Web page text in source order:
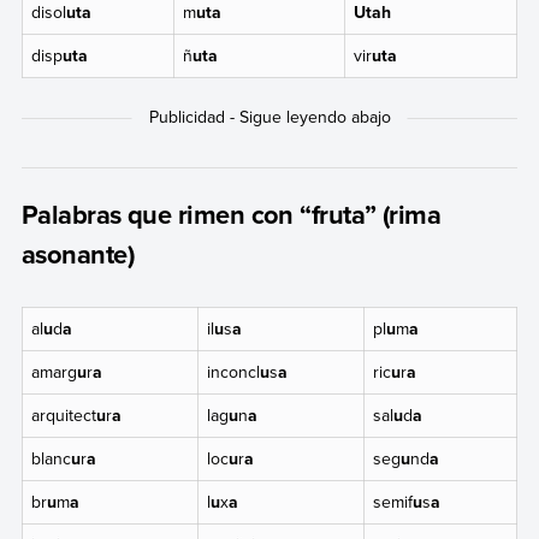
disoluta muta
Utah
disputa ñuta viruta
Palabras que rimen con “fruta” (rima
asonante)
aluda ilusa pluma
amargura inconclusa ricura
arquitectura laguna saluda
blancura locura segunda
bruma luxa semifusa